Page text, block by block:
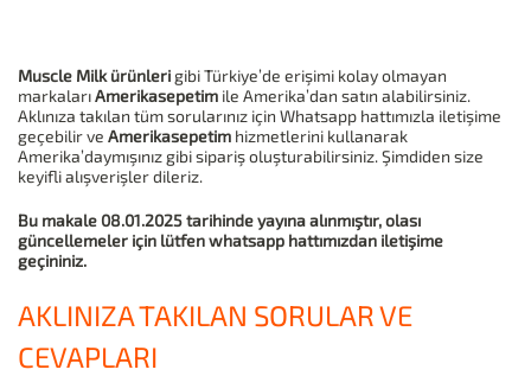
Muscle Milk ürünleri gibi Türkiye’de erişimi kolay olmayan
markalarıAmerikasepetim ile Amerika’dan satın alabilirsiniz.
Aklınıza takılan tüm sorularınız için Whatsapp hattımızla iletişime
geçebilir ve Amerikasepetim hizmetlerini kullanarak
Amerika’daymışınız gibi sipariş oluşturabilirsiniz. Şimdiden size
keyifli alışverişler dileriz.
Bu makale 08.01.2025 tarihinde yayına alınmıştır, olası
güncellemeler için lütfen whatsapp hattımızdan iletişime
geçininiz.
AKLINIZA TAKILAN SORULAR VE
CEVAPLARI